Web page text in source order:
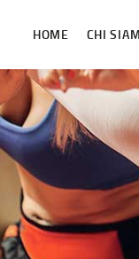
HOME CHI